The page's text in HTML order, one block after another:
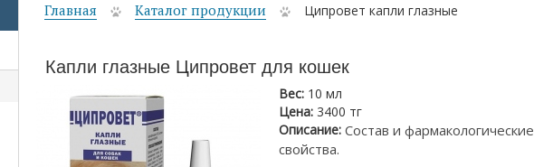
Вы здесь
Главная Каталог продукции Ципровет капли глазные
Капли глазные Ципровет для кошек
Вес: 10 мл
Цена: 3400 тг
Описание: Состав и фармакологические
свойства.